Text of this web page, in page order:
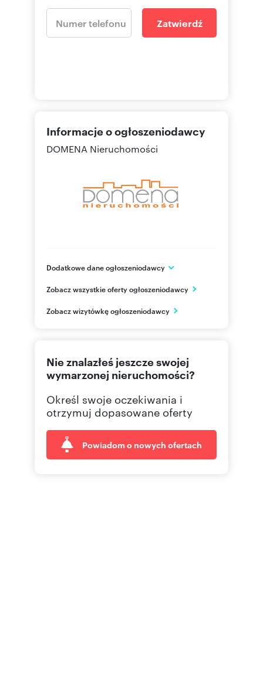
Zatwierdź
Informacje o ogłoszeniodawcy
DOMENA Nieruchomości
Dodatkowe dane ogłoszeniodawcy
Chorzów
PL
32 241 Pokaż telefon
Zobacz wszystkie oferty ogłoszeniodawcy
Zobacz wizytówkę ogłoszeniodawcy
Nie znalazłeś jeszcze swojej
wymarzonej nieruchomości?
Określ swoje oczekiwania i
otrzymuj dopasowane oferty
Powiadom o nowych ofertach